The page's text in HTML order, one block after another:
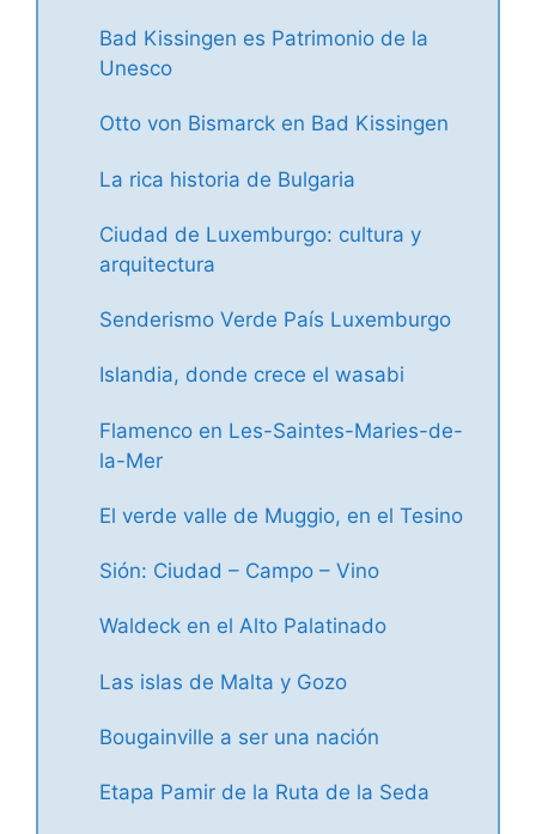
Bad Kissingen es Patrimonio de la
Unesco
Otto von Bismarck en Bad Kissingen
La rica historia de Bulgaria
Ciudad de Luxemburgo: cultura y
arquitectura
Senderismo Verde País Luxemburgo
Islandia, donde crece el wasabi
Flamenco en Les-Saintes-Maries-de-
la-Mer
El verde valle de Muggio, en el Tesino
Sión: Ciudad – Campo – Vino
Waldeck en el Alto Palatinado
Las islas de Malta y Gozo
Bougainville a ser una nación
Etapa Pamir de la Ruta de la Seda